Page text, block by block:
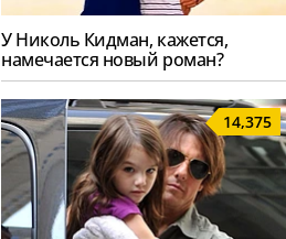
У Николь Кидман, кажется,
намечается новый роман?
14,375